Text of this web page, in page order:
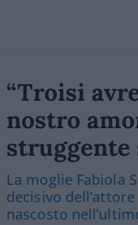
“Troisi
nostro
struggente
La moglie Fabiola
decisivo
nascosto